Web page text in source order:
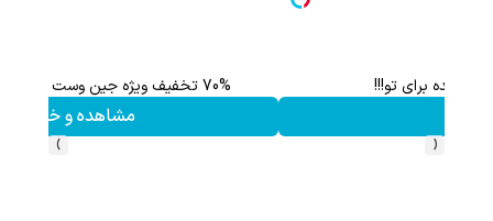
‹
›